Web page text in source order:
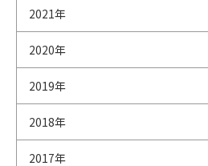
2021年
2020年
2019年
2018年
2017年